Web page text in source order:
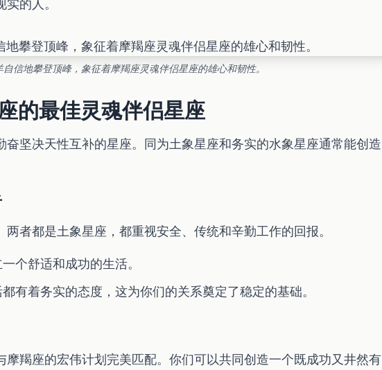
的人。
信地攀登顶峰，象征着摩羯座灵魂伴侣星座的雄心和韧性。
的最佳灵魂伴侣星座
坚决天性互补的星座。同为土象星座和务实的水象星座通常能创造
者都是土象星座，都重视安全、传统和辛勤工作的回报。
个舒适和成功的生活。
有着务实的态度，这为你们的关系奠定了稳定的基础。
羯座的宏伟计划完美匹配。你们可以共同创造一个既成功又井然有